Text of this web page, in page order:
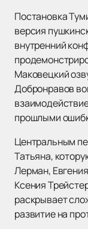
Постановка
версия
внутренний
Маковецкий
Добронравов
прошлыми
Центральным
Татьяна,
Лерман,
Ксения
раскрывает
развитие на